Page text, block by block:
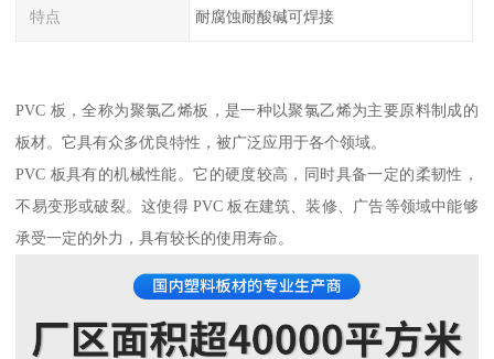
特点 耐腐蚀耐酸碱可焊接
PVC 板，全称为聚氯乙烯板，是一种以聚氯乙烯为主要原料制成的
板材。它具有众多优良特性，被广泛应用于各个领域。
PVC 板具有的机械性能。它的硬度较高，同时具备一定的柔韧性，
不易变形或破裂。这使得 PVC 板在建筑、装修、广告等领域中能够
承受一定的外力，具有较长的使用寿命。